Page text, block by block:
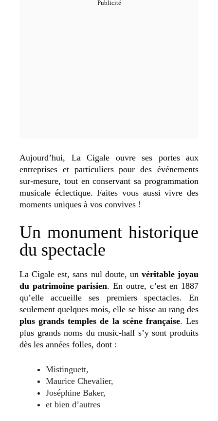
Aujourd’hui, La Cigale ouvre ses portes aux
entreprises et particuliers pour des événements
sur-mesure, tout en conservant sa programmation
musicale éclectique. Faites vous aussi vivre des
moments uniques à vos convives !
Un monument historique
du spectacle
La Cigale est, sans nul doute, un véritable joyau
du patrimoine parisien. En outre, c’est en 1887
qu’elle accueille ses premiers spectacles. En
seulement quelques mois, elle se hisse au rang des
plus grands temples de la scène française. Les
plus grands noms du music-hall s’y sont produits
dès les années folles, dont :
Mistinguett,
Maurice Chevalier,
Joséphine Baker,
et bien d’autres